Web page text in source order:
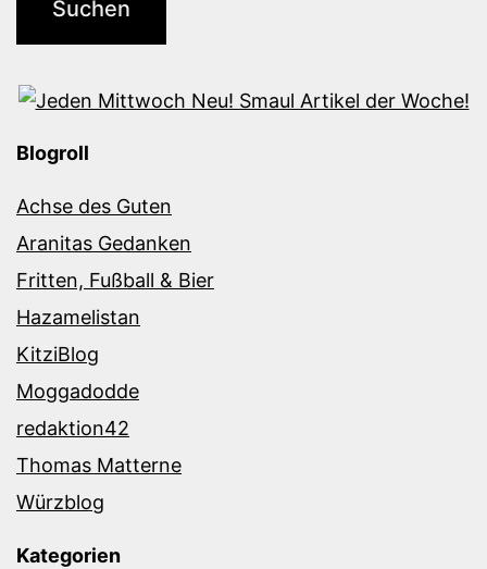
Blogroll
Achse des Guten
Aranitas Gedanken
Fritten, Fußball & Bier
Hazamelistan
KitziBlog
Moggadodde
redaktion42
Thomas Matterne
Würzblog
Kategorien